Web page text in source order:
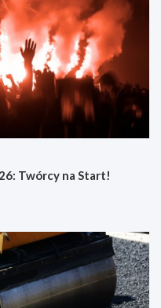
Twórcy na Start!